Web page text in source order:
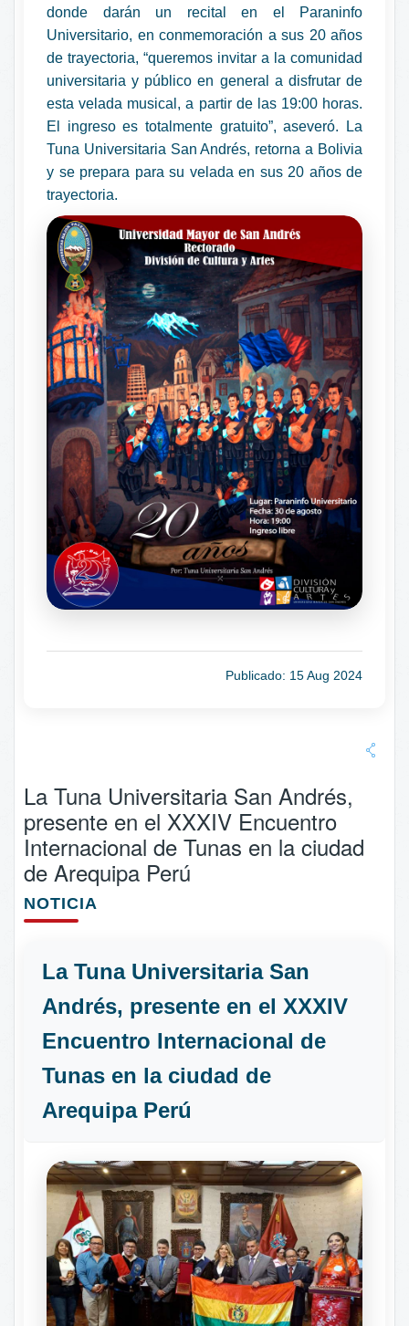
donde darán un recital en el Paraninfo
Universitario, en conmemoración a sus 20 años
de trayectoria, “queremos invitar a la comunidad
universitaria y público en general a disfrutar de
esta velada musical, a partir de las 19:00 horas.
El ingreso es totalmente gratuito”, aseveró. La
Tuna Universitaria San Andrés, retorna a Bolivia
y se prepara para su velada en sus 20 años de
trayectoria.
Publicado: 15 Aug 2024
La Tuna Universitaria San Andrés,
presente en el XXXIV Encuentro
Internacional de Tunas en la ciudad
de Arequipa Perú
NOTICIA
La Tuna Universitaria San
Andrés, presente en el XXXIV
Encuentro Internacional de
Tunas en la ciudad de
Arequipa Perú